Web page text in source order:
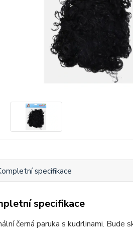
specifikace
specifikace
černá paruka s kudrlinami.